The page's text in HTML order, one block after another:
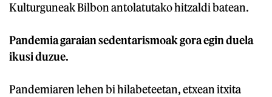
Kulturguneak Bilbon antolatutako hitzaldi batean.
Pandemia garaian sedentarismoak gora egin duela
ikusi duzue.
Pandemiaren lehen bi hilabeteetan, etxean itxita